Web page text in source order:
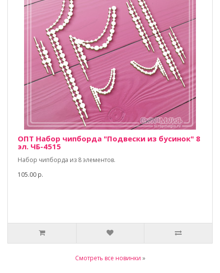
ОПТ Набор чипборда "Подвески из бусинок" 8
эл. ЧБ-4515
Набор чипборда из 8 элементов.
105.00 р.
Смотреть все новинки »